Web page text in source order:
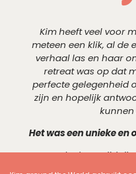
Kim heeft veel voor
meteen een klik, al de
verhaal las en haar
retreat was op dat
perfecte gelegenheid
zijn en hopelijk
kunnen
Het was een unieke
De aandacht en tijd